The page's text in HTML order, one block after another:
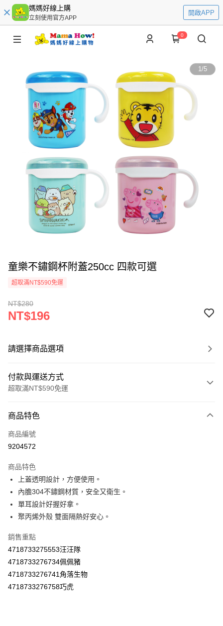
媽媽好線上購
立刻使用官方APP
開啟APP
0
1/5
童樂不鏽鋼杯附蓋250cc 四款可選
超取滿NT$590免運
NT$280
NT$196
請選擇商品選項
付款與運送方式
超取滿NT$590免運
信用卡一次付款
超商取貨付款
Apple Pay
街口支付
悠遊付
Google Pay
AFTEE先享後付
相關說明
【關於「AFTEE先享後付」】
AFTEE先享後付是「在收到商品之後才付款」的支付方式。 讓您購物簡單
商品特色
商品編號
9204572
商品特色
上蓋透明設計，方便使用。
內膽304不鏽鋼材質，安全又衛生。
單耳設計好握好拿。
聚丙烯外殼 雙面隔熱好安心。
銷售重點
4718733275553汪汪隊
4718733276734佩佩豬
4718733276741角落生物
4718733276758巧虎